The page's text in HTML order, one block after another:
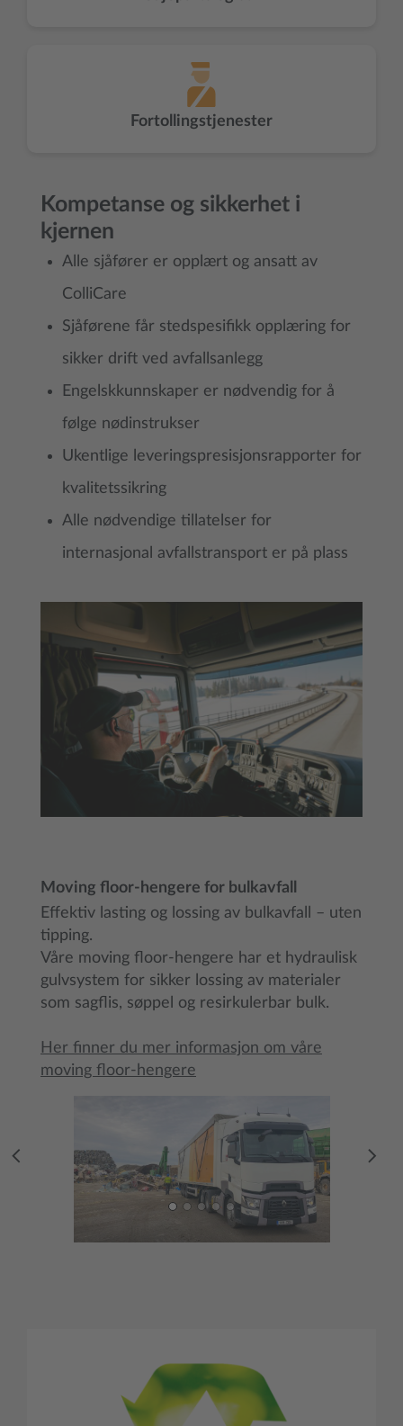
Fortollingstjenester
Kompetanse og sikkerhet i
kjernen
Alle sjåfører er opplært og ansatt av
ColliCare
Sjåførene får stedspesifikk opplæring for
sikker drift ved avfallsanlegg
Engelskkunnskaper er nødvendig for å
følge nødinstrukser
Ukentlige leveringspresisjonsrapporter for
kvalitetssikring
Alle nødvendige tillatelser for
internasjonal avfallstransport er på plass
Moving floor-hengere for bulkavfall
Effektiv lasting og lossing av bulkavfall – uten
tipping.
Våre moving floor-hengere har et hydraulisk
gulvsystem for sikker lossing av materialer
som sagflis, søppel og resirkulerbar bulk.
Her finner du mer informasjon om våre
moving floor-hengere